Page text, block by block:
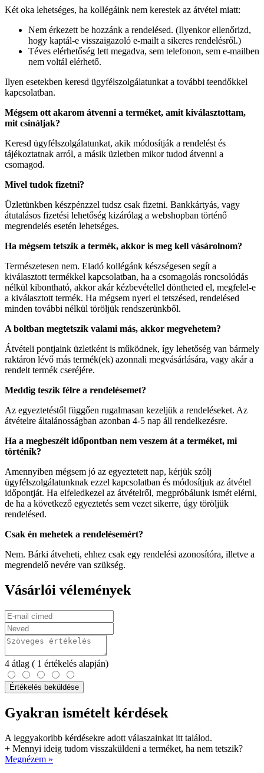
Két oka lehetséges, ha kollégáink nem kerestek az átvétel miatt:
Nem érkezett be hozzánk a rendelésed. (Ilyenkor ellenőrizd,
hogy kaptál-e visszaigazoló e-mailt a sikeres rendelésről.)
Téves elérhetőség lett megadva, sem telefonon, sem e-mailben
nem voltál elérhető.
Ilyen esetekben keresd ügyfélszolgálatunkat a további teendőkkel
kapcsolatban.
Mégsem ott akarom átvenni a terméket, amit kiválasztottam,
mit csináljak?
Keresd ügyfélszolgálatunkat, akik módosítják a rendelést és
tájékoztatnak arról, a másik üzletben mikor tudod átvenni a
csomagod.
Mivel tudok fizetni?
Üzletünkben készpénzzel tudsz csak fizetni. Bankkártyás, vagy
átutalásos fizetési lehetőség kizárólag a webshopban történő
megrendelés esetén lehetséges.
Ha mégsem tetszik a termék, akkor is meg kell vásárolnom?
Természetesen nem. Eladó kollégánk készségesen segít a
kiválasztott termékkel kapcsolatban, ha a csomagolás roncsolódás
nélkül kibontható, akkor akár kézbevétellel döntheted el, megfelel-e
a kiválasztott termék. Ha mégsem nyeri el tetszésed, rendelésed
minden további nélkül töröljük rendszerünkből.
A boltban megtetszik valami más, akkor megvehetem?
Átvételi pontjaink üzletként is működnek, így lehetőség van bármely
raktáron lévő más termék(ek) azonnali megvásárlására, vagy akár a
rendelt termék cseréjére.
Meddig teszik félre a rendelésemet?
Az egyeztetéstől függően rugalmasan kezeljük a rendeléseket. Az
átvételre általánosságban azonban 4-5 nap áll rendelkezésre.
Ha a megbeszélt időpontban nem veszem át a terméket, mi
történik?
Amennyiben mégsem jó az egyeztetett nap, kérjük szólj
ügyfélszolgálatunknak ezzel kapcsolatban és módosítjuk az átvétel
időpontját. Ha elfeledkezel az átvételről, megpróbálunk ismét elérni,
de ha a következő egyeztetés sem vezet sikerre, úgy töröljük
rendelésed.
Csak én mehetek a rendelésemért?
Nem. Bárki átveheti, ehhez csak egy rendelési azonosítóra, illetve a
megrendelő nevére van szükség.
Vásárlói vélemények
4 átlag ( 1 értékelés alapján)
Értékelés beküldése
Gyakran ismételt kérdések
A leggyakoribb kérdésekre adott válaszainkat itt találod.
+ Mennyi ideig tudom visszaküldeni a terméket, ha nem tetszik?
Megnézem »